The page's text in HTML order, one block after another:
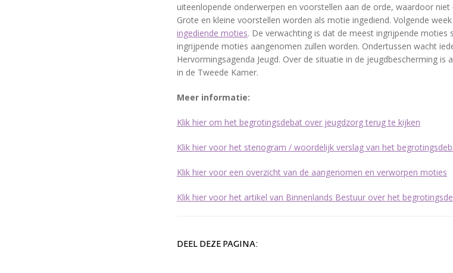
uiteenlopende onderwerpen en voorstellen aan de orde, waardoor
Grote en kleine voorstellen worden als motie ingediend. Volgende
ingediende moties. De verwachting is dat de meest ingrijpende moties
ingrijpende moties aangenomen zullen worden. Ondertussen wacht
Hervormingsagenda Jeugd. Over de situatie in de jeugdbescherming is
in de Tweede Kamer.
Meer informatie:
Klik hier om het begrotingsdebat over jeugdzorg terug te kijken
Klik hier voor het stenogram / woordelijk verslag van het
Klik hier voor een overzicht van de aangenomen en verworpen moties
Klik hier voor het artikel van Binnenlands Bestuur over het
DEEL DEZE PAGINA: